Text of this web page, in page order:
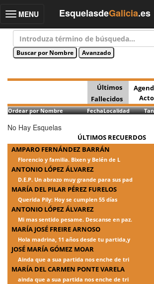
Toggle
MENU EsquelasdeGalicia.es
Últimos
Fallecidos
Ordear por Nombre FechaLocalidad
No Hay Esquelas
ÚLTIMOS RECUERDOS
AMPARO FERNÁNDEZ BARRÁN
Florencio y familia. Bixen y Belén de L
ANTONIO LÓPEZ ÁLVAREZ
D.E.P. Un abrazo muy grande para sus pad
MARÍA DEL PILAR PÉREZ FURELOS
Querida Pily: Hoy se cumplen 55 días
ANTONIO LÓPEZ ÁLVAREZ
Mi mas sentido pesame. Descanse en paz.
MARÍA JOSÉ FREIRE ARNOSO
Hola madrina, 11 años desde tu partida,y
JOSÉ MARÍA GÓMEZ MOAR
Ainda que a sua partida nos enche de tri
MARÍA DEL CARMEN PONTE VARELA
ainda que a sua partida nos enche de tri